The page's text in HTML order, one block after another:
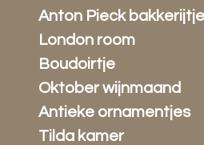
Anton Pieck
London room
Boudoirtje
Oktober wijnmaand
Antieke ornamentjes
Tilda kamer